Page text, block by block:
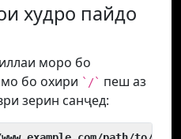
худро пайдо
моро бо
бо охири `/` пеш аз
зерин санҷед: